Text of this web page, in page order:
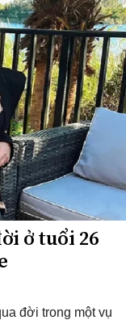
ở tuổi 26
đời trong một vụ